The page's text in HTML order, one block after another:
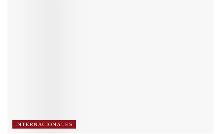
INTERNACIONALES